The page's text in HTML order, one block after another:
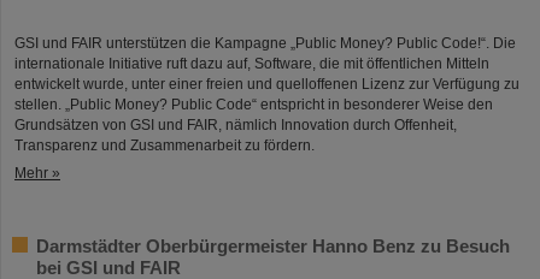
GSI und FAIR unterstützen die Kampagne „Public Money? Public Code!“. Die
internationale Initiative ruft dazu auf, Software, die mit öffentlichen Mitteln
entwickelt wurde, unter einer freien und quelloffenen Lizenz zur Verfügung zu
stellen. „Public Money? Public Code“ entspricht in besonderer Weise den
Grundsätzen von GSI und FAIR, nämlich Innovation durch Offenheit,
Transparenz und Zusammenarbeit zu fördern.
Mehr »
Darmstädter Oberbürgermeister Hanno Benz zu Besuch
bei GSI und FAIR